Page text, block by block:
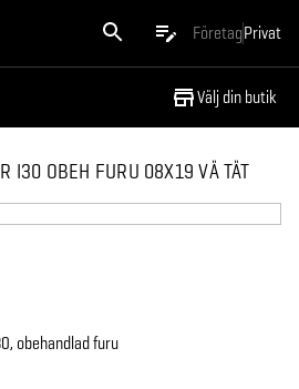
FöretagPrivat
Välj din butik
I30 OBEH FURU 08X19 VÄ TÄT
obehandlad furu